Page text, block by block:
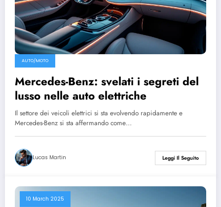
AUTO/MOTO
Mercedes-Benz: svelati i segreti del
lusso nelle auto elettriche
Il settore dei veicoli elettrici si sta evolvendo rapidamente e
Mercedes-Benz si sta affermando come…
Lucas Martin Leggi Il Seguito
10 March 2025